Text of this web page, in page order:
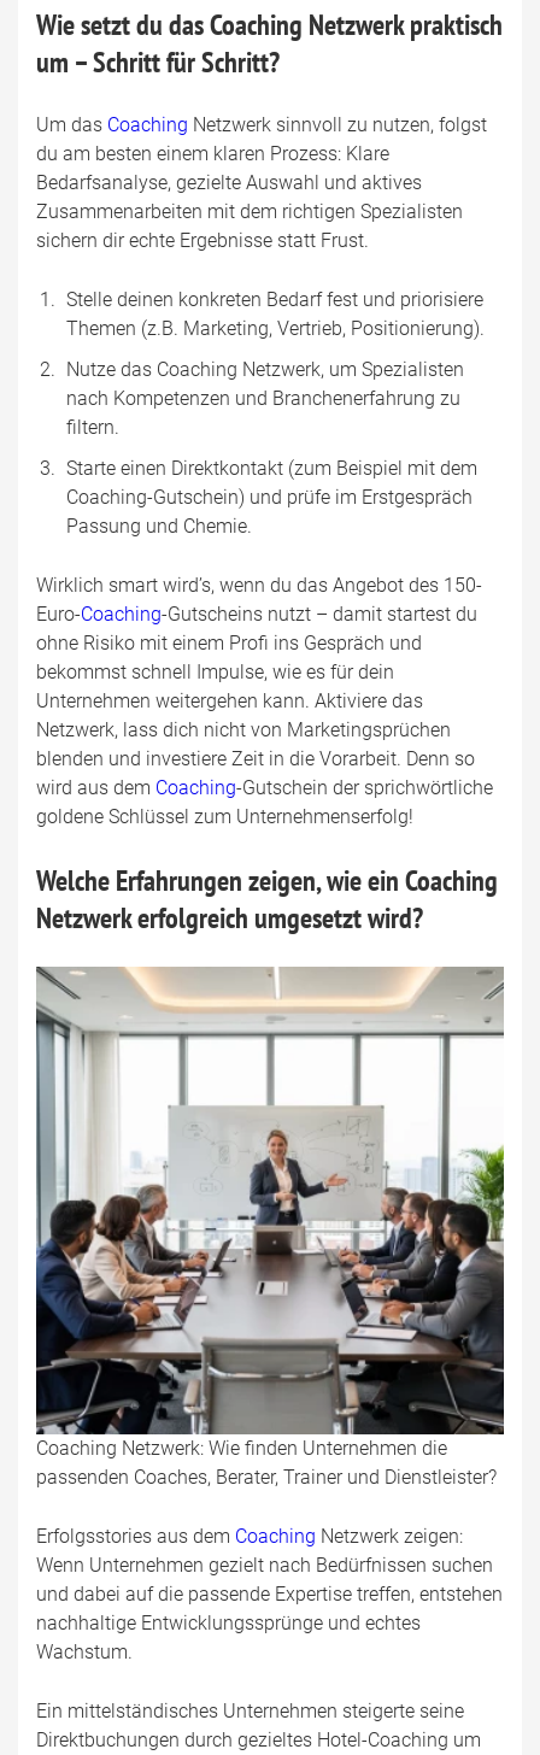
Wie setzt du das Coaching Netzwerk praktisch
um – Schritt für Schritt?
Um das Coaching Netzwerk sinnvoll zu nutzen, folgst
du am besten einem klaren Prozess: Klare
Bedarfsanalyse, gezielte Auswahl und aktives
Zusammenarbeiten mit dem richtigen Spezialisten
sichern dir echte Ergebnisse statt Frust.
Stelle deinen konkreten Bedarf fest und priorisiere
Themen (z.B. Marketing, Vertrieb, Positionierung).
Nutze das Coaching Netzwerk, um Spezialisten
nach Kompetenzen und Branchenerfahrung zu
filtern.
Starte einen Direktkontakt (zum Beispiel mit dem
Coaching-Gutschein) und prüfe im Erstgespräch
Passung und Chemie.
Wirklich smart wird’s, wenn du das Angebot des 150-
Euro-Coaching-Gutscheins nutzt – damit startest du
ohne Risiko mit einem Profi ins Gespräch und
bekommst schnell Impulse, wie es für dein
Unternehmen weitergehen kann. Aktiviere das
Netzwerk, lass dich nicht von Marketingsprüchen
blenden und investiere Zeit in die Vorarbeit. Denn so
wird aus dem Coaching-Gutschein der sprichwörtliche
goldene Schlüssel zum Unternehmenserfolg!
Welche Erfahrungen zeigen, wie ein Coaching
Netzwerk erfolgreich umgesetzt wird?
Coaching Netzwerk: Wie finden Unternehmen die
passenden Coaches, Berater, Trainer und Dienstleister?
Erfolgsstories aus dem Coaching Netzwerk zeigen:
Wenn Unternehmen gezielt nach Bedürfnissen suchen
und dabei auf die passende Expertise treffen, entstehen
nachhaltige Entwicklungssprünge und echtes
Wachstum.
Ein mittelständisches Unternehmen steigerte seine
Direktbuchungen durch gezieltes Hotel-Coaching um